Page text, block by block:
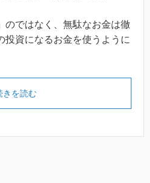
のではなく、無駄なお金は徹
投資になるお金を使うように
きを読む